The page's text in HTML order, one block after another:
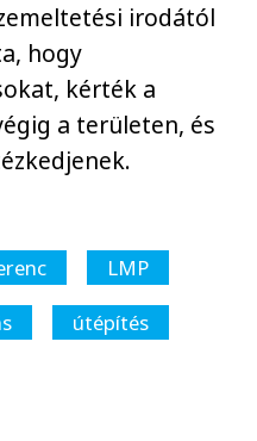
irodától
hogy
kérték a
a területen, és
LMP
útépítés